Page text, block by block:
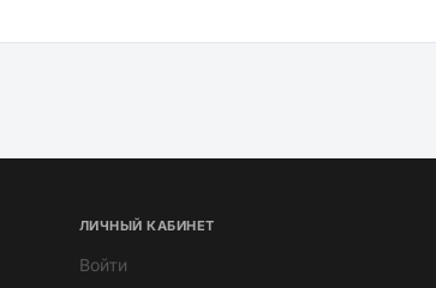
ЛИЧНЫЙ КАБИНЕТ
Войти